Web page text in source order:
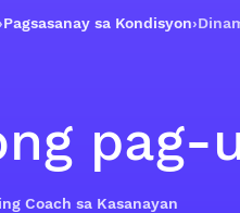
Pagsasanay sa Kondisyon›
pag-
Coach sa Kasanayan